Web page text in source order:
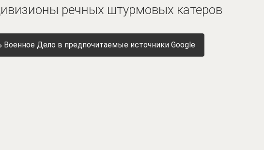
речных штурмовых катеров
Военное Дело в предпочитаемые источники Google